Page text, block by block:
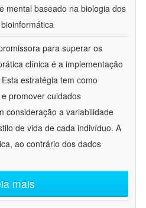
mental baseado na biologia dos
para superar os
clínica é a implementação
estratégia tem como
promover cuidados
consideração a variabilidade
de vida de cada indivíduo. A
ao contrário dos dados
mais